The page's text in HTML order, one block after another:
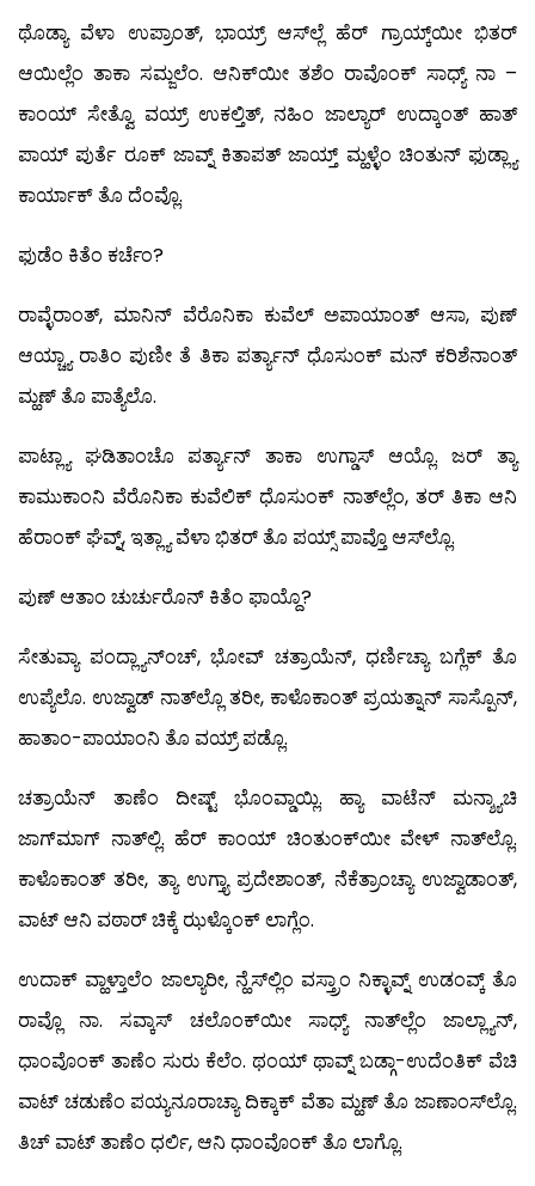
ಥೊಡ್ಯಾ ವೆಳಾ ಉಪ್ರಾಂತ್, ಭಾಯ್ರ್ ಆಸ್‍ಲ್ಲೆ ಹೆರ್ ಗ್ರಾಯ್ಕ್‌ಯೀ ಭಿತರ್
ಆಯಿಲ್ಲೆಂ ತಾಕಾ ಸಮ್ಜಲೆಂ. ಆನಿಕ್‍ಯೀ ತಶೆಂ ರಾವೊಂಕ್ ಸಾಧ್ಯ್ ನಾ –
ಕಾಂಯ್ ಸೇತ್ವೊ ವಯ್ರ್ ಉಕಲ್ತಿತ್, ನಹಿಂ ಜಾಲ್ಯಾರ್ ಉದ್ಕಾಂತ್ ಹಾತ್
ಪಾಯ್ ಪುರ್ತೆ ರೂಕ್ ಜಾವ್ನ್ ಕಿತಾಪತ್ ಜಾಯ್ತ್ ಮ್ಹಳ್ಳೆಂ ಚಿಂತುನ್ ಫುಡ್ಲ್ಯಾ
ಕಾರ್ಯಾಕ್ ತೊ ದೆಂವ್ಲೊ.
ಫುಡೆಂ ಕಿತೆಂ ಕರ್ಚೆಂ?
ರಾವ್ಳೆರಾಂತ್, ಮಾನಿನ್ ವೆರೊನಿಕಾ ಕುವೆಲ್ ಅಪಾಯಾಂತ್ ಆಸಾ, ಪುಣ್
ಆಯ್ಚ್ಯಾ ರಾತಿಂ ಪುಣೀ ತೆ ತಿಕಾ ಪರ್ತ್ಯಾನ್ ಧೊಸುಂಕ್ ಮನ್ ಕರಿಶೆನಾಂತ್
ಮ್ಹಣ್ ತೊ ಪಾತ್ಯೆಲೊ.
ಪಾಟ್ಲ್ಯಾ ಘಡಿತಾಂಚೊ ಪರ್ತ್ಯಾನ್ ತಾಕಾ ಉಗ್ಡಾಸ್ ಆಯ್ಲೊ. ಜರ್ ತ್ಯಾ
ಕಾಮುಕಾಂನಿ ವೆರೊನಿಕಾ ಕುವೆಲಿಕ್ ಧೊಸುಂಕ್ ನಾತ್‍ಲ್ಲೆಂ, ತರ್ ತಿಕಾ ಆನಿ
ಹೆರಾಂಕ್ ಘೆವ್ನ್, ಇತ್ಲ್ಯಾ ವೆಳಾ ಭಿತರ್ ತೊ ಪಯ್ಸ್ ಪಾವ್ತೊ ಆಸ್‍ಲ್ಲೊ.
ಪುಣ್ ಆತಾಂ ಚುರ್ಚುರೊನ್ ಕಿತೆಂ ಫಾಯ್ದೊ?
ಸೇತುವ್ಯಾ ಪಂದ್ಲ್ಯಾನ್‍ಂಚ್, ಭೋವ್ ಚತ್ರಾಯೆನ್, ಧರ್ಣಿಚ್ಯಾ ಬಗ್ಲೆಕ್ ತೊ
ಉಪ್ಯೆಲೊ. ಉಜ್ವಾಡ್ ನಾತ್‍ಲ್ಲೊ ತರೀ, ಕಾಳೊಕಾಂತ್ ಪ್ರಯತ್ನಾನ್ ಸಾಸ್ಪೊನ್,
ಹಾತಾಂ-ಪಾಯಾಂನಿ ತೊ ವಯ್ರ್ ಪಡ್ಲೊ.
ಚತ್ರಾಯೆನ್ ತಾಣೆಂ ದೀಷ್ಟ್ ಭೊಂವ್ಡಾಯ್ಲಿ. ಹ್ಯಾ ವಾಟೆನ್ ಮನ್ಶ್ಯಾಚಿ
ಜಾಗ್‍ಮಾಗ್ ನಾತ್‍ಲ್ಲಿ. ಹೆರ್ ಕಾಂಯ್ ಚಿಂತುಂಕ್‍ಯೀ ವೇಳ್ ನಾತ್‍ಲ್ಲೊ.
ಕಾಳೊಕಾಂತ್ ತರೀ, ತ್ಯಾ ಉಗ್ತ್ಯಾ ಪ್ರದೇಶಾಂತ್, ನೆಕೆತ್ರಾಂಚ್ಯಾ ಉಜ್ವಾಡಾಂತ್,
ವಾಟ್ ಆನಿ ವಠಾರ್ ಚಿಕ್ಕೆ ಝಳ್ಕೊಂಕ್ ಲಾಗ್ಲೆಂ.
ಉದಾಕ್ ವ್ಹಾಳ್ತಾಲೆಂ ಜಾಲ್ಯಾರೀ, ನ್ಹೆಸ್‍ಲ್ಲಿಂ ವಸ್ತ್ರಾಂ ನಿಕ್ಳಾವ್ನ್ ಉಡಂವ್ಕ್ ತೊ
ರಾವ್ಲೊ ನಾ. ಸವ್ಕಾಸ್ ಚಲೊಂಕ್‍ಯೀ ಸಾಧ್ಯ್ ನಾತ್‍ಲ್ಲೆಂ ಜಾಲ್ಲ್ಯಾನ್,
ಧಾಂವೊಂಕ್ ತಾಣೆಂ ಸುರು ಕೆಲೆಂ. ಥಂಯ್ ಥಾವ್ನ್ ಬಡ್ಗಾ-ಉದೆಂತಿಕ್ ವೆಚಿ
ವಾಟ್ ಚಡುಣೆಂ ಪಯ್ಯನೂರಾಚ್ಯಾ ದಿಕ್ಕಾಕ್ ವೆತಾ ಮ್ಹಣ್ ತೊ ಜಾಣಾಂಸ್‍ಲ್ಲೊ.
ತಿಚ್ ವಾಟ್ ತಾಣೆಂ ಧರ್ಲಿ, ಆನಿ ಧಾಂವೊಂಕ್ ತೊ ಲಾಗ್ಲೊ.